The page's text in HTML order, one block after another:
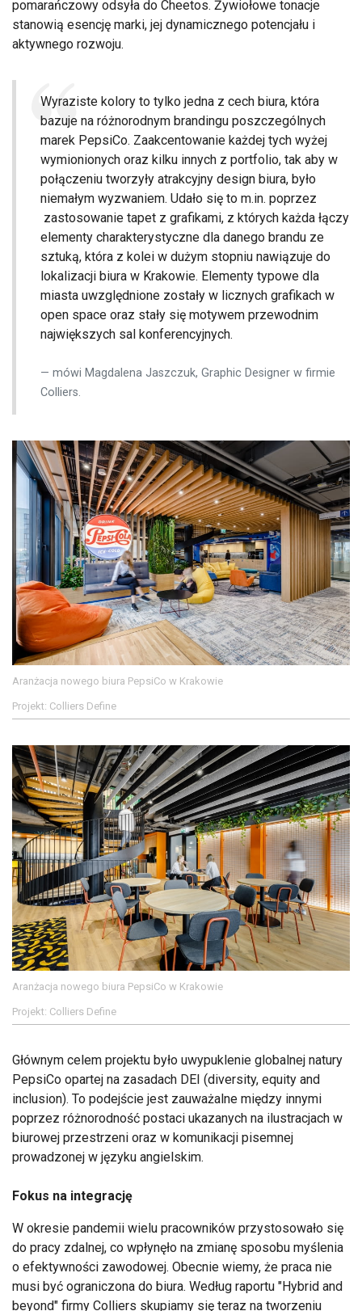
pomarańczowy odsyła do Cheetos. Żywiołowe tonacje
stanowią esencję marki, jej dynamicznego potencjału i
aktywnego rozwoju.
Wyraziste kolory to tylko jedna z cech biura, która
bazuje na różnorodnym brandingu poszczególnych
marek PepsiCo. Zaakcentowanie każdej tych wyżej
wymionionych oraz kilku innych z portfolio, tak aby w
połączeniu tworzyły atrakcyjny design biura, było
niemałym wyzwaniem. Udało się to m.in. poprzez
zastosowanie tapet z grafikami, z których każda łączy
elementy charakterystyczne dla danego brandu ze
sztuką, która z kolei w dużym stopniu nawiązuje do
lokalizacji biura w Krakowie. Elementy typowe dla
miasta uwzględnione zostały w licznych grafikach w
open space oraz stały się motywem przewodnim
największych sal konferencyjnych.
mówi Magdalena Jaszczuk, Graphic Designer w firmie
Colliers.
Aranżacja nowego biura PepsiCo w Krakowie
Projekt: Colliers Define
Aranżacja nowego biura PepsiCo w Krakowie
Projekt: Colliers Define
Głównym celem projektu było uwypuklenie globalnej natury
PepsiCo opartej na zasadach DEI (diversity, equity and
inclusion). To podejście jest zauważalne między innymi
poprzez różnorodność postaci ukazanych na ilustracjach w
biurowej przestrzeni oraz w komunikacji pisemnej
prowadzonej w języku angielskim.
Fokus na integrację
W okresie pandemii wielu pracowników przystosowało się
do pracy zdalnej, co wpłynęło na zmianę sposobu myślenia
o efektywności zawodowej. Obecnie wiemy, że praca nie
musi być ograniczona do biura. Według raportu "Hybrid and
beyond" firmy Colliers skupiamy się teraz na tworzeniu